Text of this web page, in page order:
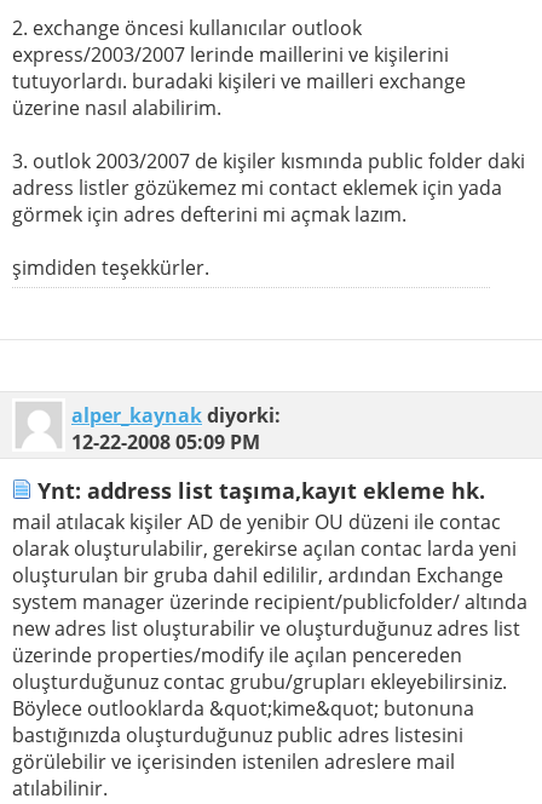
2. exchange öncesi kullanıcılar outlook
express/2003/2007 lerinde maillerini ve kişilerini
tutuyorlardı. buradaki kişileri ve mailleri exchange
üzerine nasıl alabilirim.
3. outlok 2003/2007 de kişiler kısmında public folder daki
adress listler gözükemez mi contact eklemek için yada
görmek için adres defterini mi açmak lazım.
şimdiden teşekkürler.
alper_kaynakdiyorki:
12-22-200805:09 PM
Ynt: address list taşıma,kayıt ekleme hk.
mail atılacak kişiler AD de yenibir OU düzeni ile contac
olarak oluşturulabilir, gerekirse açılan contac larda yeni
oluşturulan bir gruba dahil edililir, ardından Exchange
system manager üzerinde recipient/publicfolder/ altında
new adres list oluşturabilir ve oluşturduğunuz adres list
üzerinde properties/modify ile açılan pencereden
oluşturduğunuz contac grubu/grupları ekleyebilirsiniz.
Böylece outlooklarda &quot;kime&quot; butonuna
bastığınızda oluşturduğunuz public adres listesini
görülebilir ve içerisinden istenilen adreslere mail
atılabilinir.